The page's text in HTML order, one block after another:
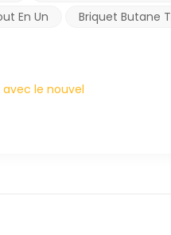
En Un
Briquet Butane
le nouvel